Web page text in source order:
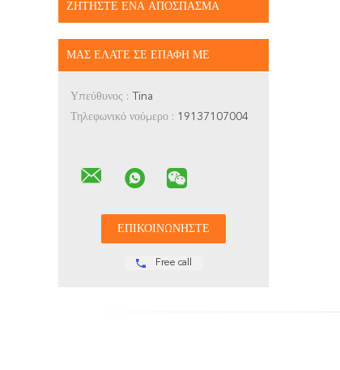
ΖΗΤΉΣΤΕ ΈΝΑ ΑΠΌΣΠΑΣΜΑ
ΜΑΣ ΕΛΆΤΕ ΣΕ ΕΠΑΦΉ ΜΕ
Υπεύθυνος : Tina
Τηλεφωνικό νούμερο : 19137107004
Free call